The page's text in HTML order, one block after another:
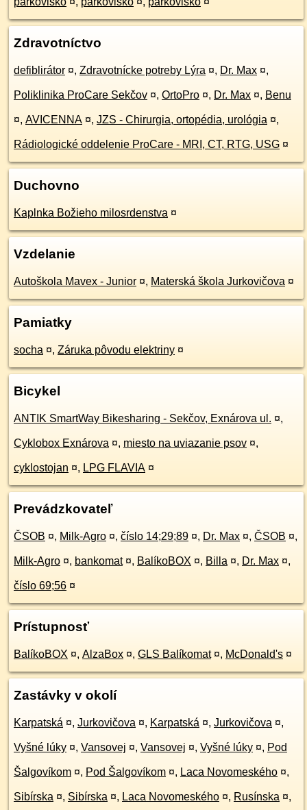
Zdravotníctvo
defiblirátor ¤, Zdravotnícke potreby Lýra ¤, Dr. Max ¤,
Poliklinika ProCare Sekčov ¤, OrtoPro ¤, Dr. Max ¤, Benu
¤, AVICENNA ¤, JZS - Chirurgia, ortopédia, urológia ¤,
Rádiologické oddelenie ProCare - MRI, CT, RTG, USG ¤
Duchovno
Kaplnka Božieho milosrdenstva ¤
Vzdelanie
Autoškola Mavex - Junior ¤, Materská škola Jurkovičova ¤
Pamiatky
socha ¤, Záruka pôvodu elektriny ¤
Bicykel
ANTIK SmartWay Bikesharing - Sekčov, Exnárova ul. ¤,
Cyklobox Exnárova ¤, miesto na uviazanie psov ¤,
cyklostojan ¤, LPG FLAVIA ¤
Prevádzkovateľ
ČSOB ¤, Milk-Agro ¤, číslo 14;29;89 ¤, Dr. Max ¤, ČSOB ¤,
Milk-Agro ¤, bankomat ¤, BalíkoBOX ¤, Billa ¤, Dr. Max ¤,
číslo 69;56 ¤
Prístupnosť
BalíkoBOX ¤, AlzaBox ¤, GLS Balíkomat ¤, McDonald's ¤
Zastávky v okolí
Karpatská ¤, Jurkovičova ¤, Karpatská ¤, Jurkovičova ¤,
Vyšné lúky ¤, Vansovej ¤, Vansovej ¤, Vyšné lúky ¤, Pod
Šalgovíkom ¤, Pod Šalgovíkom ¤, Laca Novomeského ¤,
Sibírska ¤, Sibírska ¤, Laca Novomeského ¤, Rusínska ¤,